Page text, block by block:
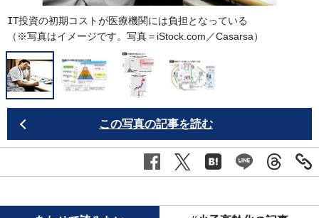
IT投資の初期コストが医療機関には負担となっている
（※写真はイメージです。写真＝iStock.com／Casarsa）
この写真の記事を読む